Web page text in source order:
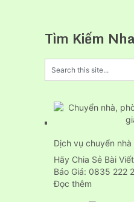
Tìm Kiếm
Dịch vụ chuyển
Hãy Chia Sẻ Bài
Báo Giá: 0835 222
Đọc thêm: